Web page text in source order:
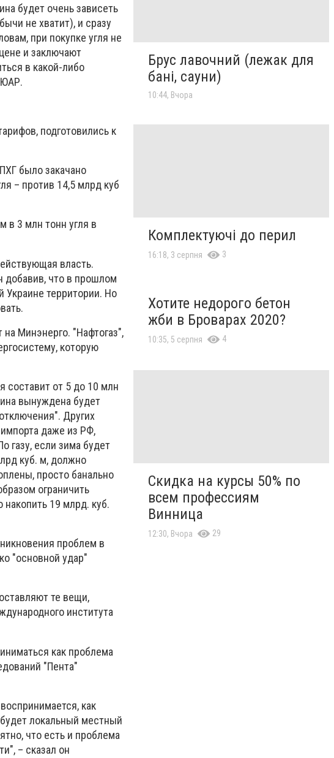
будет очень зависеть
не хватит), и сразу
при покупке угля не
и заключают
в какой-либо
ЮАР.
подготовились к
было закачано
– против 14,5 млрд куб
в 3 млн тонн угля в
власть.
добавив, что в прошлом
Украине территории. Но
Минэнерго. "Нафтогаз",
которую
составит от 5 до 10 млн
вынуждена будет
Других
даже из РФ,
газу, если зима будет
куб. м, должно
просто банально
ограничить
19 млрд. куб.
проблем в
"основной удар"
те вещи,
института
как проблема
"Пента"
как
локальный местный
что есть и проблема
– сказал он
Брус лавочний (лежак для
бані, сауни)
10:44, Вчора
Комплектуючі до перил
16:18, 3 серпня 3
Хотите недорого бетон
жби в Броварах 2020?
10:35, 5 серпня 4
Скидка на курсы 50% по
всем профессиям
Винница
12:30, Вчора 29